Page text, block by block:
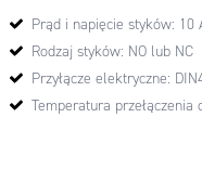
Prąd i napięcie styków: 10
Rodzaj styków: NO lub NC
Przyłącze elektryczne:
Temperatura przełączenia